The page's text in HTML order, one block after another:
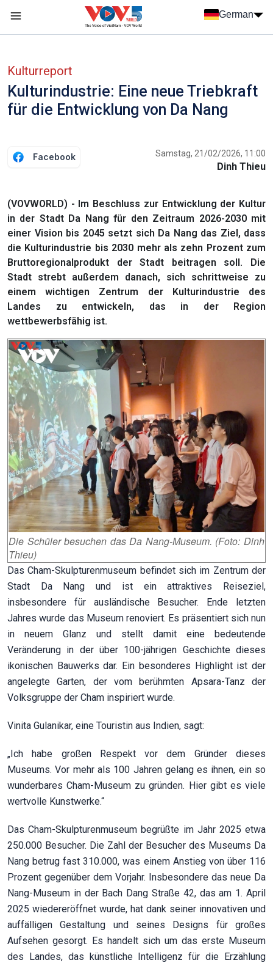
German
Kulturreport
Kulturindustrie: Eine neue Triebkraft
für die Entwicklung von Da Nang
Facebook Samstag, 21/02/2026, 11:00
Dinh Thieu
(VOVWORLD) - Im Beschluss zur Entwicklung der Kultur
in der Stadt Da Nang für den Zeitraum 2026-2030 mit
einer Vision bis 2045 setzt sich Da Nang das Ziel, dass
die Kulturindustrie bis 2030 mehr als zehn Prozent zum
Bruttoregionalprodukt der Stadt beitragen soll. Die
Stadt strebt außerdem danach, sich schrittweise zu
einem wichtigen Zentrum der Kulturindustrie des
Landes zu entwickeln, das in der Region
wettbewerbsfähig ist.
Die Schüler besuchen das Da Nang-Museum. (Foto: Dinh
Thieu)
Das Cham-Skulpturenmuseum befindet sich im Zentrum der
Stadt Da Nang und ist ein attraktives Reiseziel,
insbesondere für ausländische Besucher. Ende letzten
Jahres wurde das Museum renoviert. Es präsentiert sich nun
in neuem Glanz und stellt damit eine bedeutende
Veränderung in der über 100-jährigen Geschichte dieses
ikonischen Bauwerks dar. Ein besonderes Highlight ist der
angelegte Garten, der vom berühmten Apsara-Tanz der
Volksgruppe der Cham inspiriert wurde.
Vinita Gulanikar, eine Touristin aus Indien, sagt:
„Ich habe großen Respekt vor dem Gründer dieses
Museums. Vor mehr als 100 Jahren gelang es ihnen, ein so
wunderbares Cham-Museum zu gründen. Hier gibt es viele
wertvolle Kunstwerke.“
Das Cham-Skulpturenmuseum begrüßte im Jahr 2025 etwa
250.000 Besucher. Die Zahl der Besucher des Museums Da
Nang betrug fast 310.000, was einem Anstieg von über 116
Prozent gegenüber dem Vorjahr. Insbesondere das neue Da
Nang-Museum in der Bach Dang Straße 42, das am 1. April
2025 wiedereröffnet wurde, hat dank seiner innovativen und
auffälligen Gestaltung und seines Designs für großes
Aufsehen gesorgt. Es handelt sich um das erste Museum
des Landes, das künstliche Intelligenz für die Erzählung